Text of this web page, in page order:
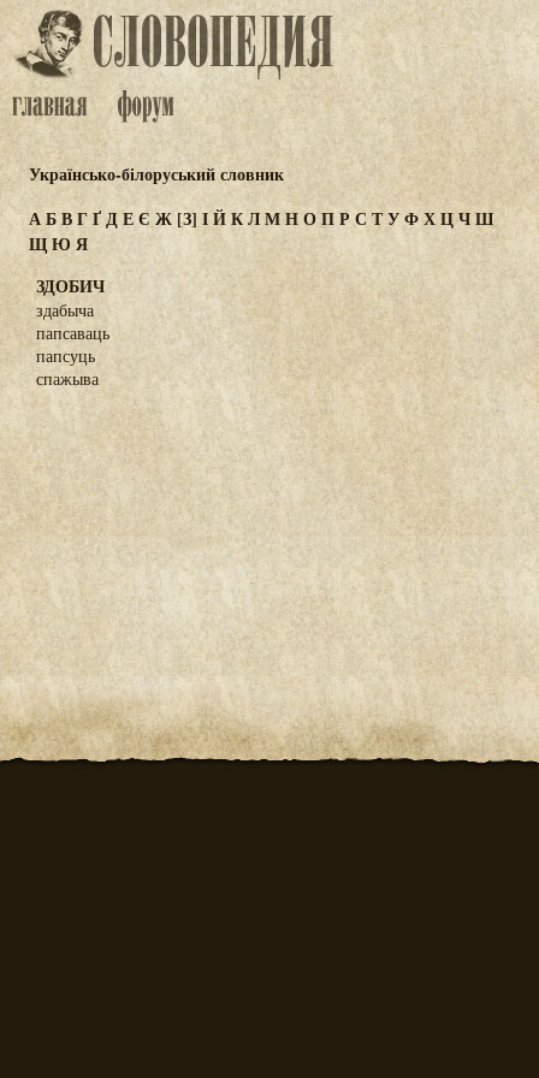
Українсько-білоруський словник
АБВГҐДЕЄ Ж[З] ІЙКЛМНОПР С ТУФХЦЧШ
ЩЮ Я
ЗДОБИЧ
здабыча
папсаваць
папсуць
спажыва